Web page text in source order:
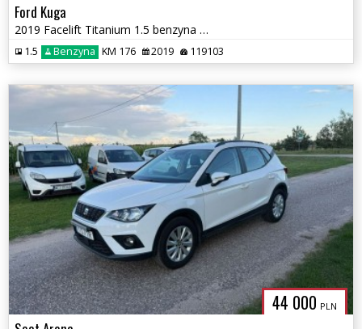
Ford Kuga
2019 Facelift Titanium 1.5 benzyna 176KM AWD 4x4 Automat
1.5 Benzyna KM 176 2019 119103
44 000 PLN